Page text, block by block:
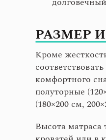
РАЗМЕР
Кроме
комфортного
полуторные
(180×200 см,
Высота матраса